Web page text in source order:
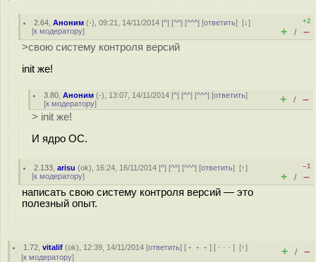
2.64 ,Аноним (-), 09:21, 14/11/2014 [^] [^^] [^^^] [ответить][↓]
[к модератору]
+2
+ / –
>свою систему контроля версий
init же!
3.80 ,Аноним (-), 13:07, 14/11/2014 [^] [^^] [^^^] [ответить]
[к модератору] + / –
> init же!
И ядро ОС.
2.133 ,arisu (ok), 16:24, 16/11/2014 [^] [^^] [^^^] [ответить][↑]
[к модератору]
–1
+ / –
написать свою систему контроля версий — это
полезный опыт.
1.72 ,vitalif (ok), 12:39, 14/11/2014 [ответить] [ ﹢﹢﹢] [ · · ·][↑]
[к модератору] + / –